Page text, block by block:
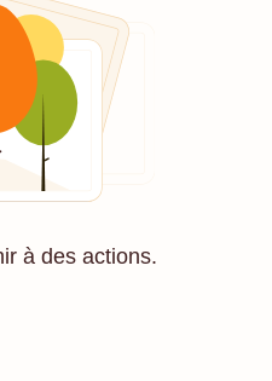
à des actions.